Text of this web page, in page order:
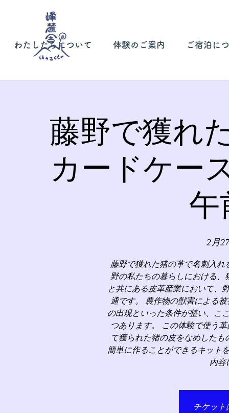
わたしたちについて 体験のご案内 ご宿泊に
藤野で獲れ
カードケー
午
2月
藤野で獲れた猪の革で名刺入
野の私たちの暮らしにおける
と共にある皮革産業において、
通です。 農作物の獣害による
の出現といった条件が整い、こ
つあります。 この体験で使う
て獲られた猪の皮をなめした
簡単に作ることができるキット
内容
チケット